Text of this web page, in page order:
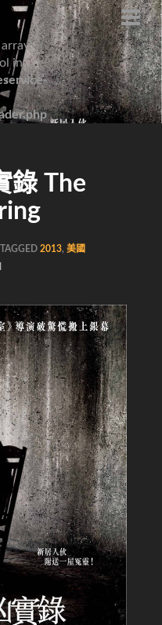
array
in
錄 The
TAGGED2013,美國